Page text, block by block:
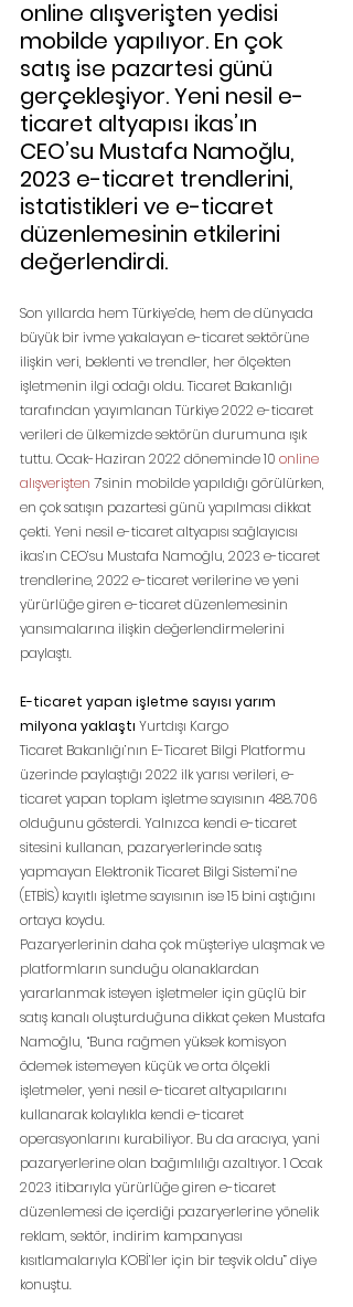
online alışverişten yedisi
mobilde yapılıyor. En çok
satış ise pazartesi günü
gerçekleşiyor. Yeni nesil e-
ticaret altyapısı ikas’ın
CEO’su Mustafa Namoğlu,
2023 e-ticaret trendlerini,
istatistikleri ve e-ticaret
düzenlemesinin etkilerini
değerlendirdi.
Son yıllarda hem Türkiye’de, hem de dünyada
büyük bir ivme yakalayan e-ticaret sektörüne
ilişkin veri, beklenti ve trendler, her ölçekten
işletmenin ilgi odağı oldu. Ticaret Bakanlığı
tarafından yayımlanan Türkiye 2022 e-ticaret
verileri de ülkemizde sektörün durumuna ışık
tuttu. Ocak-Haziran 2022 döneminde 10 online
alışverişten 7’sinin mobilde yapıldığı görülürken,
en çok satışın pazartesi günü yapılması dikkat
çekti. Yeni nesil e-ticaret altyapısı sağlayıcısı
ikas’ın CEO’su Mustafa Namoğlu, 2023 e-ticaret
trendlerine, 2022 e-ticaret verilerine ve yeni
yürürlüğe giren e-ticaret düzenlemesinin
yansımalarına ilişkin değerlendirmelerini
paylaştı.
E-ticaret yapan işletme sayısı yarım
milyona yaklaştı Yurtdışı Kargo
Ticaret Bakanlığı’nın E-Ticaret Bilgi Platformu
üzerinde paylaştığı 2022 ilk yarısı verileri, e-
ticaret yapan toplam işletme sayısının 488.706
olduğunu gösterdi. Yalnızca kendi e-ticaret
sitesini kullanan, pazaryerlerinde satış
yapmayan Elektronik Ticaret Bilgi Sistemi’ne
(ETBİS) kayıtlı işletme sayısının ise 15 bini aştığını
ortaya koydu.
Pazaryerlerinin daha çok müşteriye ulaşmak ve
platformların sunduğu olanaklardan
yararlanmak isteyen işletmeler için güçlü bir
satış kanalı oluşturduğuna dikkat çeken Mustafa
Namoğlu, “Buna rağmen yüksek komisyon
ödemek istemeyen küçük ve orta ölçekli
işletmeler, yeni nesil e-ticaret altyapılarını
kullanarak kolaylıkla kendi e-ticaret
operasyonlarını kurabiliyor. Bu da aracıya, yani
pazaryerlerine olan bağımlılığı azaltıyor. 1 Ocak
2023 itibarıyla yürürlüğe giren e-ticaret
düzenlemesi de içerdiği pazaryerlerine yönelik
reklam, sektör, indirim kampanyası
kısıtlamalarıyla KOBİ’ler için bir teşvik oldu” diye
konuştu.